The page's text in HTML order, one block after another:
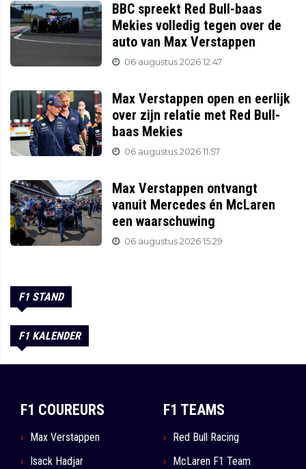
BBC spreekt Red Bull-baas
Mekies volledig tegen over de
auto van Max Verstappen
06 augustus 2026 12:47
Max Verstappen open en eerlijk
over zijn relatie met Red Bull-
baas Mekies
06 augustus 2026 11:57
Max Verstappen ontvangt
vanuit Mercedes én McLaren
een waarschuwing
06 augustus 2026 15:29
F1 STAND
F1 KALENDER
F1 COUREURS
Max Verstappen
Isack Hadjar
F1 TEAMS
Red Bull Racing
McLaren F1 Team